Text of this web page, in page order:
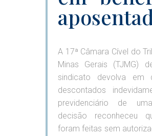
A 17ª Câmara Cível do
Minas Gerais (TJMG)
sindicato devolva em
descontados
previdenciário de
decisão reconheceu
foram feitas sem